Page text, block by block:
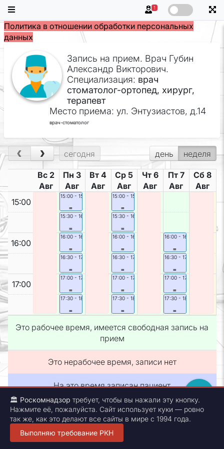
1
Политика в отношении обработки персональных
данных
Запись на прием. Врач Губин
Александр Викторович.
Специализация: врач
стоматолог-ортопед, хирург,
терапевт
Место приема: ул. Энтузиастов, д.14
врач-стоматолог
‹ › сегодня день неделя
Вс 2
Авг
Пн 3
Авг
Вт 4
Авг
Ср 5
Авг
Чт 6
Авг
Пт 7
Авг
Сб 8
Авг
15:00- 15:30
=
15:30- 16:00
=
16:00- 16:30
=
16:30- 17:00
=
17:00- 17:30
=
17:30- 18:00
=
15:00- 15:30
=
15:30- 16:00
=
16:00- 16:30
=
16:30- 17:00
=
17:00- 17:30
=
17:30- 18:00
=
16:00- 16:30
=
16:30- 17:00
=
17:00- 17:30
=
17:30- 18:00
=
15:00
16:00
17:00
Это рабочее время, имеется свободная запись на
прием
Это нерабочее время, записи нет
На это время записан пациент
Copyright © 2005-2026Unodenta. All rights reserved.
Свидетельство государственной регистрации №2020662412. Нашли
ошибку - сообщите разработчикуunodenta_dev
🏛 Роскомнадзор требует, чтобы вы нажали эту кнопку.
Нажмите её, пожалуйста. Сайт использует куки — ровно
так же, как это делают все сайты в мире с 1994 года.
Выполняю требование РКН